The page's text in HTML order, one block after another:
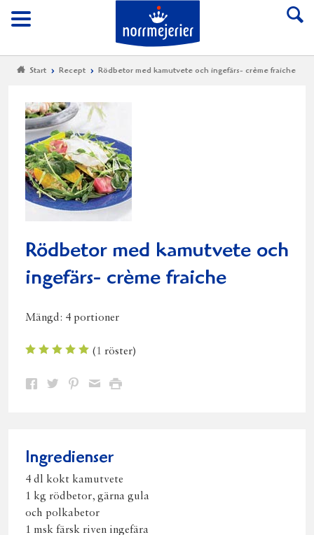
Meny
Till Norrmejerier
Start Recept Rödbetor med kamutvete och ingefärs- crème fraiche
Rödbetor med kamutvete och
ingefärs- crème fraiche
Mängd: 4 portioner
(1 röster)
Dela Dela Dela DelaSkriv
Ingredienser
4 dl kokt kamutvete
1 kg rödbetor, gärna gula
och polkabetor
1 msk färsk riven ingefära